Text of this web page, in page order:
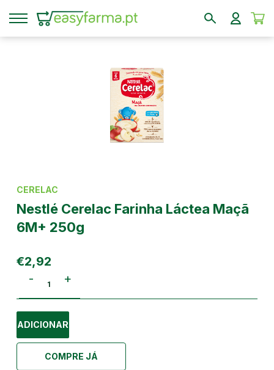
CERELAC
Nestlé Cerelac Farinha Láctea Maçã
6M+ 250g
€2,92
+
-
ADICIONAR
COMPRE JÁ